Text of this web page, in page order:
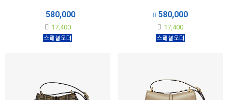
580,000
17,400
580,000
17,400